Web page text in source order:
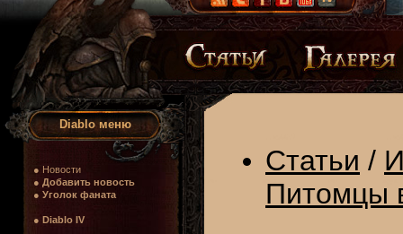
Diablo меню
● Новости
● Добавить новость
● Уголок фаната
● Diablo IV
Статьи /
Питомцы